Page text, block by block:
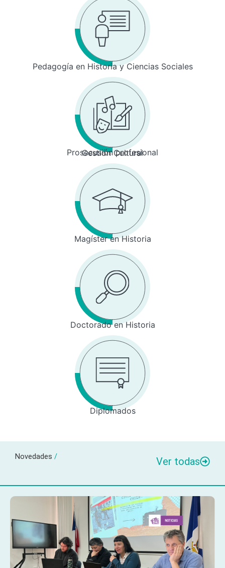
Pedagogía en Historia y Ciencias Sociales
Prosecusión profesional
Gestión Cultural
Magíster en Historia
Doctorado en Historia
Diplomados
Novedades / Ver todas